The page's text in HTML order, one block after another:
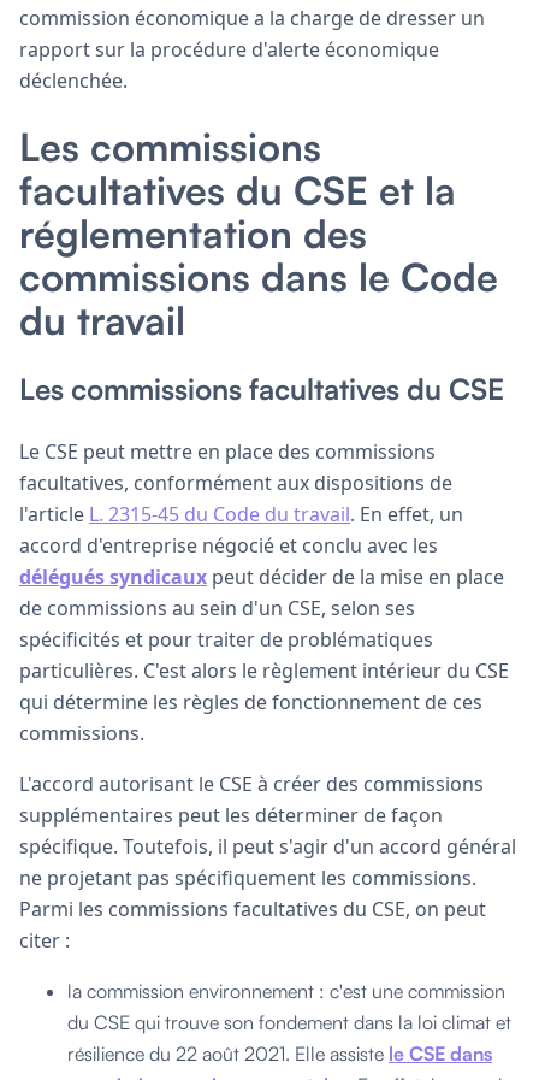
commission économique a la charge de dresser un
rapport sur la procédure d'alerte économique
déclenchée.
Les commissions
facultatives du CSE et la
réglementation des
commissions dans le Code
du travail
Les commissions facultatives du CSE
Le CSE peut mettre en place des commissions
facultatives, conformément aux dispositions de
l'article L. 2315-45 du Code du travail. En effet, un
accord d'entreprise négocié et conclu avec les
délégués syndicaux peut décider de la mise en place
de commissions au sein d'un CSE, selon ses
spécificités et pour traiter de problématiques
particulières. C'est alors le règlement intérieur du CSE
qui détermine les règles de fonctionnement de ces
commissions.
L'accord autorisant le CSE à créer des commissions
supplémentaires peut les déterminer de façon
spécifique. Toutefois, il peut s'agir d'un accord général
ne projetant pas spécifiquement les commissions.
Parmi les commissions facultatives du CSE, on peut
citer :
la commission environnement : c'est une commission
du CSE qui trouve son fondement dans la loi climat et
résilience du 22 août 2021. Elle assiste le CSE dans